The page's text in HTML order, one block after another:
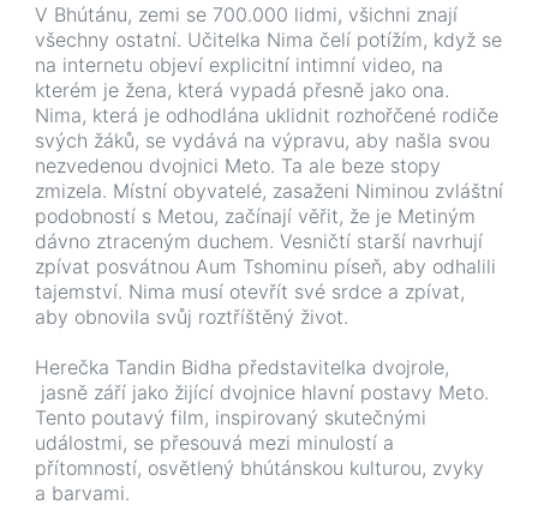
V Bhútánu, zemi se 700.000 lidmi, všichni znají
všechny ostatní. Učitelka Nima čelí potížím, když se
na internetu objeví explicitní intimní video, na
kterém je žena, která vypadá přesně jako ona.
Nima, která je odhodlána uklidnit rozhořčené rodiče
svých žáků, se vydává na výpravu, aby našla svou
nezvedenou dvojnici Meto. Ta ale beze stopy
zmizela. Místní obyvatelé, zasaženi Niminou zvláštní
podobností s Metou, začínají věřit, že je Metiným
dávno ztraceným duchem. Vesničtí starší navrhují
zpívat posvátnou Aum Tshominu píseň, aby odhalili
tajemství. Nima musí otevřít své srdce a zpívat,
aby obnovila svůj roztříštěný život.
Herečka Tandin Bidha představitelka dvojrole,
jasně září jako žijící dvojnice hlavní postavy Meto.
Tento poutavý film, inspirovaný skutečnými
událostmi, se přesouvá mezi minulostí a
přítomností, osvětlený bhútánskou kulturou, zvyky
a barvami.